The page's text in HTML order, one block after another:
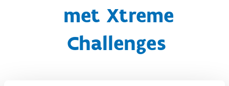
met Xtreme
Challenges